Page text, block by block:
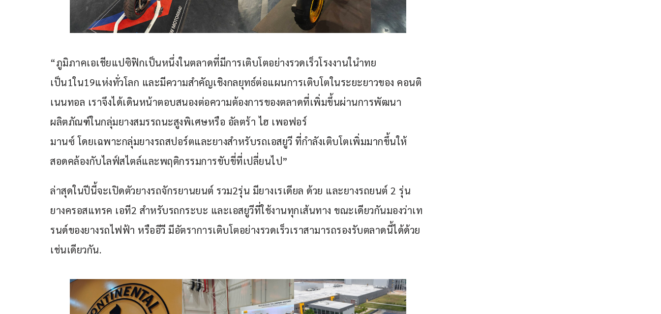
“ภูมิภาคเอเชียแปซิฟิกเป็นหนึ่งในตลาดที่มีการเติบโตอย่างรวดเร็วโรงงานในำทย
เป็น1ใน19แห่งทั่วโลก และมีความสำคัญเชิงกลยุทธ์ต่อแผนการเติบโตในระยะยาวของ คอนติ
เนนทอล เราจึงได้เดินหน้าตอบสนองต่อความต้องการของตลาดที่เพิ่มขึ้นผ่านการพัฒนา
ผลิตภัณฑ์ในกลุ่มยางสมรรถนะสูงพิเศษหรือ อัลตร้า ไฮ เพอฟอร์
มานซ์ โดยเฉพาะกลุ่มยางรถสปอร์ตและยางสำหรับรถเอสยูวี ที่กำลังเติบโตเพิ่มมากขึ้นให้
สอดคล้องกับไลฟ์สไตล์และพฤติกรรมการขับขี่ที่เปลี่ยนไป”
ล่าสุดในปีนี้จะเปิดตัวยางรถจักรยานยนต์ รวม2รุ่น มียางเรเดียล ด้วย และยางรถยนต์ 2 รุ่น
ยางครอสแทรค เอที2 สำหรับรถกระบะ และเอสยูวีที่ใช้งานทุกเส้นทาง ขณะเดียวกันมองว่าเท
รนด์ของยางรถไฟฟ้า หรืออีวี มีอัตราการเติบโตอย่างรวดเร็วเราสามารถรองรับตลาดนี้ได้ด้วย
เช่นเดียวกัน.